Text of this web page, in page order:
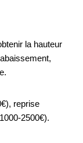
la hauteur
reprise
2500€).